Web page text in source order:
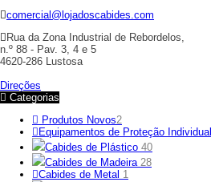
comercial@lojadoscabides.com
Rua da Zona Industrial de Rebordelos,
n.º 88 - Pav. 3, 4 e 5
4620-286 Lustosa
Direções
Categorias
Produtos Novos2
Equipamentos de Proteção Individual
Cabides de Plástico 40
Cabides de Madeira 28
Cabides de Metal 1